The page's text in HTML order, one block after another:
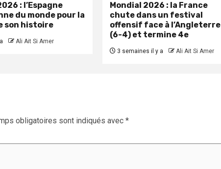
: l’Espagne
du monde pour la
son histoire
Ali Ait Si Amer
Mondial 2026 : la France
chute dans un festival
offensif face à l’Angleterre
(6-4) et termine 4e
3 semaines il y a Ali Ait Si Amer
obligatoires sont indiqués avec *